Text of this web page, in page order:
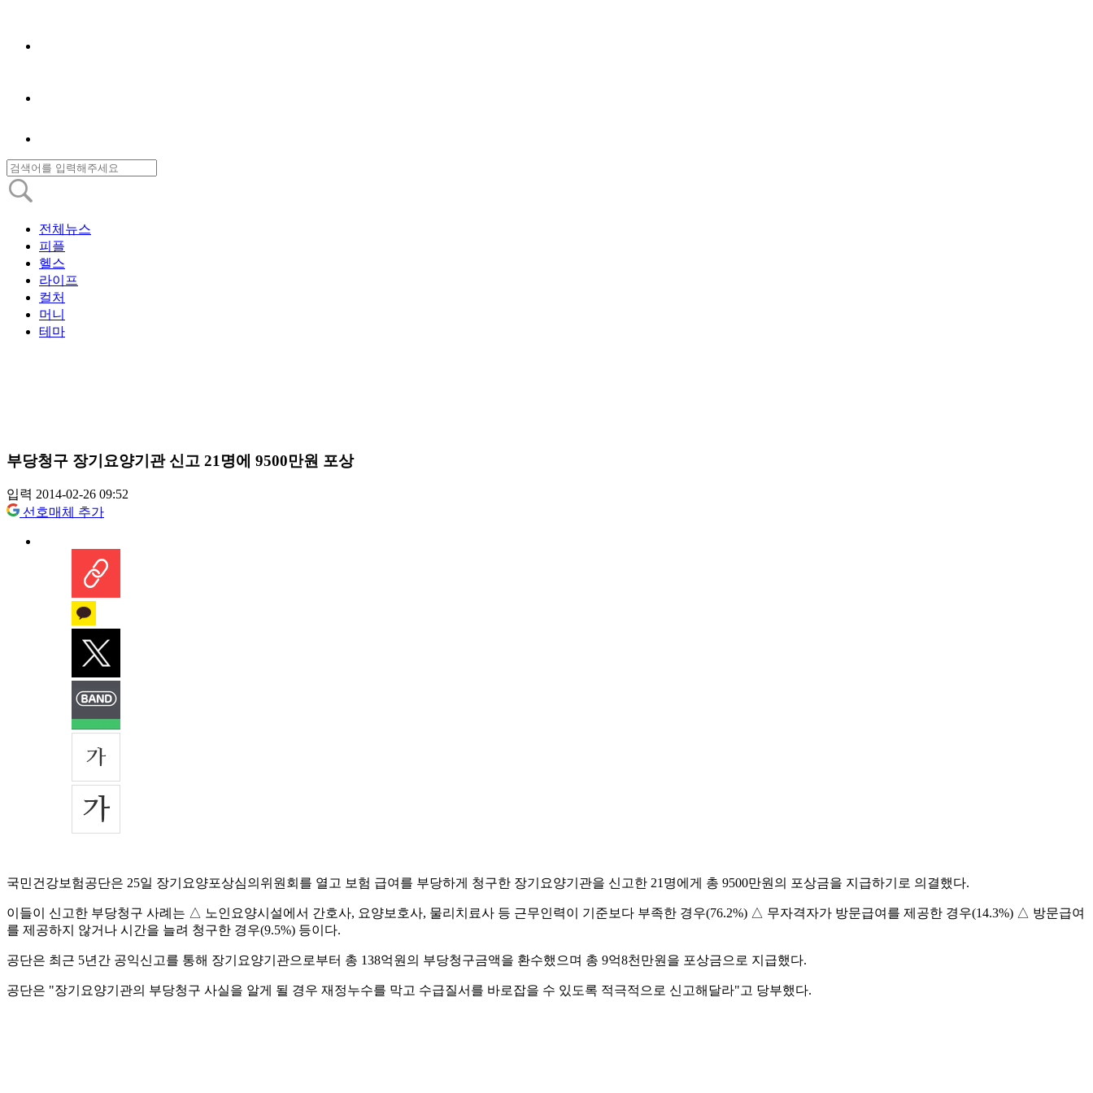
전체뉴스
피플
헬스
라이프
컬처
머니
테마
부당청구 장기요양기관 신고 21명에 9500만원 포상
입력 2014-02-26 09:52
선호매체 추가
국민건강보험공단은 25일 장기요양포상심의위원회를 열고 보험 급여를 부당하게 청구한 장기요양기관을 신고한 21명에게 총 9500만원의 포상금을 지급하기로 의결했다.
이들이 신고한 부당청구 사례는 △ 노인요양시설에서 간호사, 요양보호사, 물리치료사 등 근무인력이 기준보다 부족한 경우(76.2%) △ 무자격자가 방문급여를 제공한 경우(14.3%) △ 방문급여
를 제공하지 않거나 시간을 늘려 청구한 경우(9.5%) 등이다.
공단은 최근 5년간 공익신고를 통해 장기요양기관으로부터 총 138억원의 부당청구금액을 환수했으며 총 9억8천만원을 포상금으로 지급했다.
공단은 "장기요양기관의 부당청구 사실을 알게 될 경우 재정누수를 막고 수급질서를 바로잡을 수 있도록 적극적으로 신고해달라"고 당부했다.